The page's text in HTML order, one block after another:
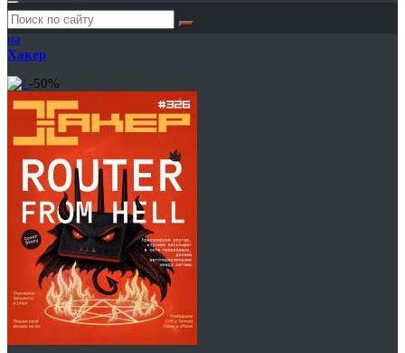
Годовая
подписка
на
Хакер
-50%